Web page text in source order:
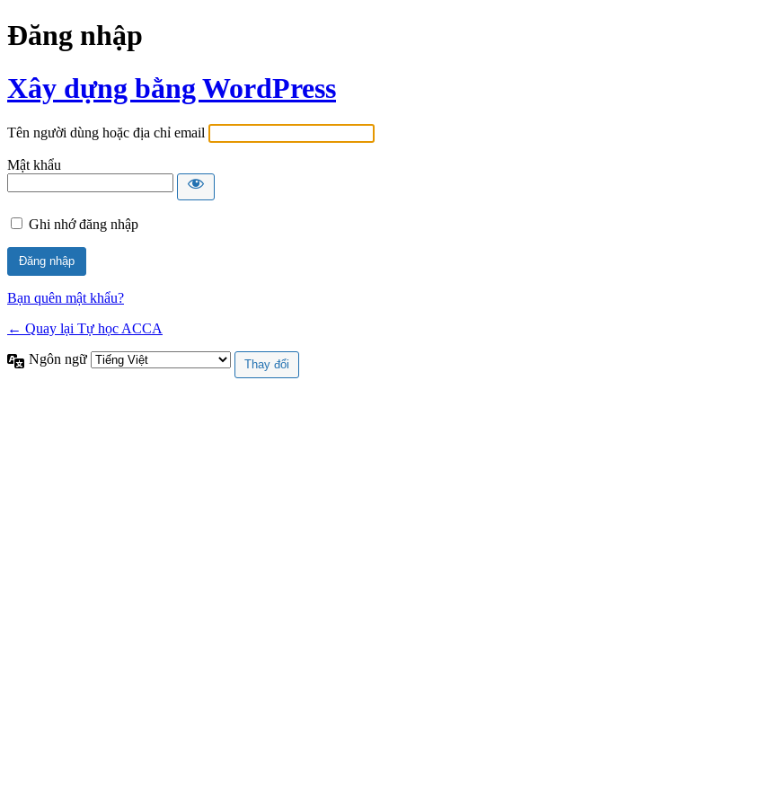
Đăng nhập
Xây dựng bằng WordPress
Tên người dùng hoặc địa chỉ email
Mật khẩu
Ghi nhớ đăng nhập
Bạn quên mật khẩu?
← Quay lại Tự học ACCA
Ngôn ngữ